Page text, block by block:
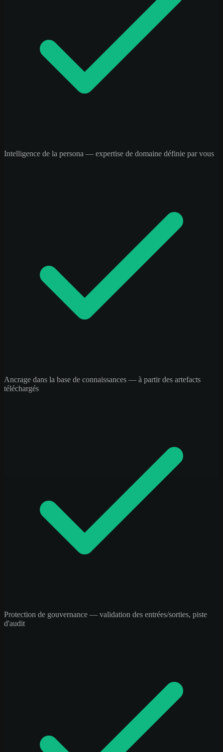
Intelligence de la persona — expertise de domaine définie par vous
Ancrage dans la base de connaissances — à partir des artefacts
téléchargés
Protection de gouvernance — validation des entrées/sorties, piste
d'audit